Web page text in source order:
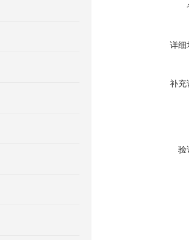
详细
补充
验